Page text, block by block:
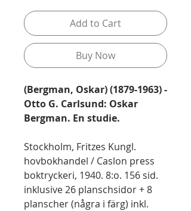
Add to Cart
Buy Now
(Bergman, Oskar) (1879-1963) -
Otto G. Carlsund: Oskar
Bergman. En studie.
Stockholm, Fritzes Kungl.
hovbokhandel / Caslon press
boktryckeri, 1940. 8:o. 156 sid.
inklusive 26 planschsidor + 8
planscher (några i färg) inkl.